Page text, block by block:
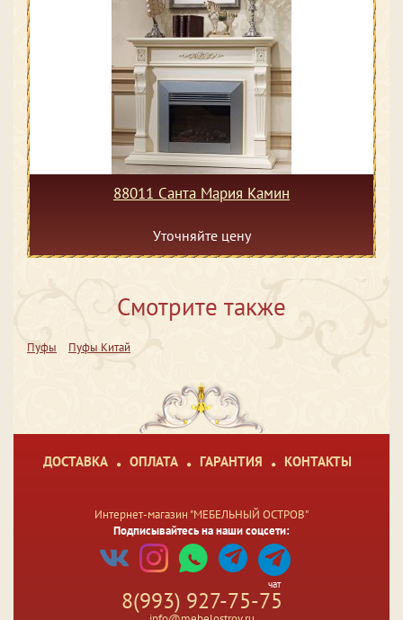
88011 Санта Мария Камин
Уточняйте цену
Смотрите также
Пуфы Пуфы Китай
ДОСТАВКА ОПЛАТА ГАРАНТИЯ КОНТАКТЫ
Интернет-магазин "МЕБЕЛЬНЫЙ ОСТРОВ"
Подписывайтесь на наши соцсети:
чат
8(993) 927-75-75